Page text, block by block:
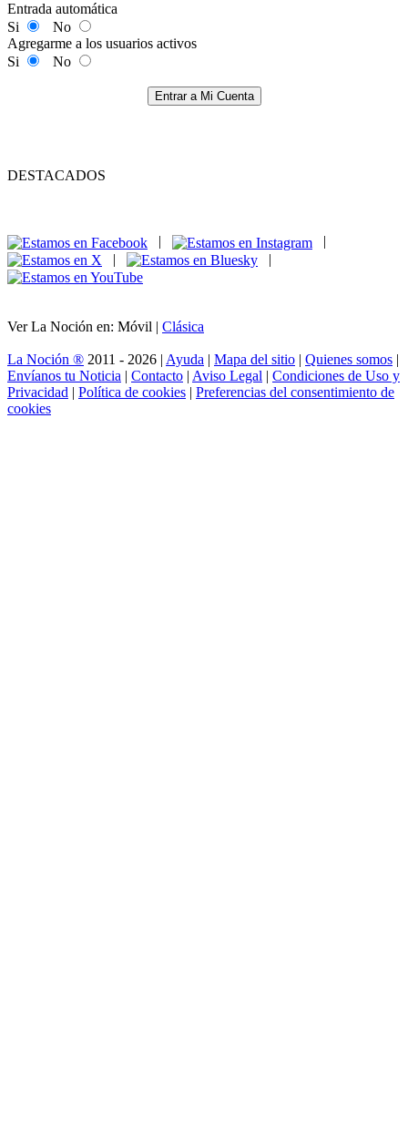
Entrada automática
Si
No
Agregarme a los usuarios activos
Si
No
Entrar a Mi Cuenta
DESTACADOS
|
|
Ver La Noción en: Móvil | Clásica
La Noción ® 2011 - 2026 | Ayuda | Mapa del sitio | Quienes somos |
Envíanos tu Noticia | Contacto | Aviso Legal | Condiciones de Uso y
Privacidad | Política de cookies | Preferencias del consentimiento de
cookies